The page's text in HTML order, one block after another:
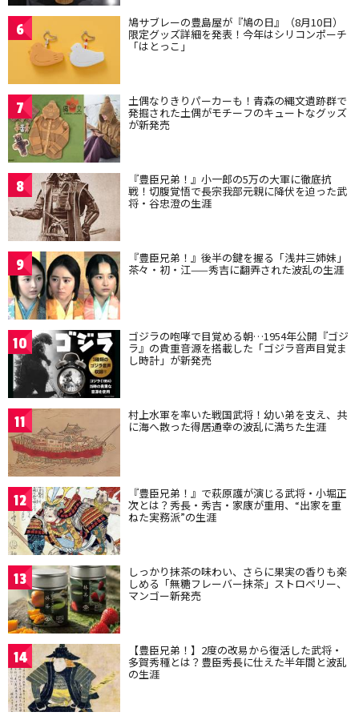
6 鳩サブレーの豊島屋が『鳩の日』（8月10日）
限定グッズ詳細を発表！今年はシリコンポーチ
「はとっこ」
7 土偶なりきりパーカーも！青森の縄文遺跡群で
発掘された土偶がモチーフのキュートなグッズ
が新発売
8 『豊臣兄弟！』小一郎の5万の大軍に徹底抗
戦！切腹覚悟で長宗我部元親に降伏を迫った武
将・谷忠澄の生涯
9 『豊臣兄弟！』後半の鍵を握る「浅井三姉妹」
茶々・初・江——秀吉に翻弄された波乱の生涯
10 ゴジラの咆哮で目覚める朝…1954年公開『ゴジ
ラ』の貴重音源を搭載した「ゴジラ音声目覚ま
し時計」が新発売
11 村上水軍を率いた戦国武将！幼い弟を支え、共
に海へ散った得居通幸の波乱に満ちた生涯
12 『豊臣兄弟！』で萩原護が演じる武将・小堀正
次とは？秀長・秀吉・家康が重用、“出家を重
ねた実務派”の生涯
13 しっかり抹茶の味わい、さらに果実の香りも楽
しめる「無糖フレーバー抹茶」ストロベリー、
マンゴー新発売
14 【豊臣兄弟！】2度の改易から復活した武将・
多賀秀種とは？豊臣秀長に仕えた半年間と波乱
の生涯